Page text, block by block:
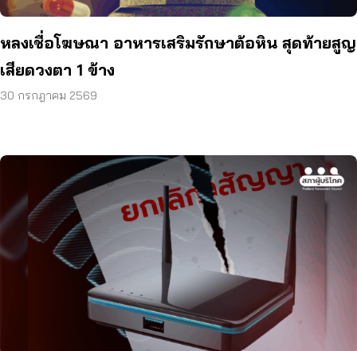
หลงเชื่อโฆษณา อาหารเสริมรักษาต้อหิน สุดท้ายสูญ
เสียดวงตา 1 ข้าง
30 กรกฎาคม 2569